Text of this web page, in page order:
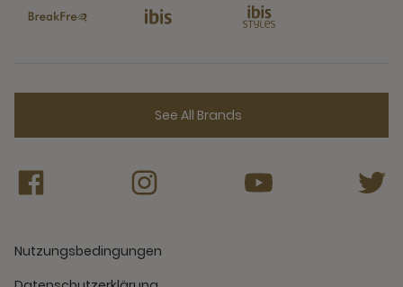
See All Brands
Nutzungsbedingungen